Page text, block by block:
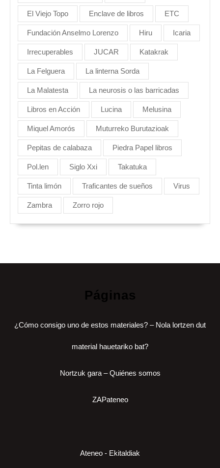
El Viejo Topo Enclave de libros ETC
Fundación Anselmo Lorenzo Hiru Icaria
Irrecuperables JUCAR Katakrak
La Felguera La linterna Sorda
La Malatesta La neurosis o las barricadas
Libros en Acción Lucina Melusina
Miquel Amorós Muturreko Burutazioak
Pepitas de calabaza Piedra Papel libros
Pol.len Siglo Xxi Takatuka
Tinta limón Traficantes de sueños Virus
Zambra Zorro rojo
Páginas
¿Cómo consigo uno de estos materiales? – Nola lortzen dut
material hauetariko bat?
Nortzuk gara – Quiénes somos
ZAPateneo
Ateneo - Ekitaldiak